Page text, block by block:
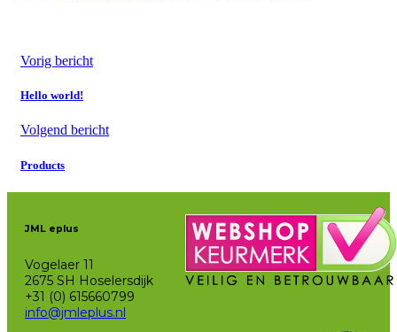
Vorig bericht
Hello world!
Volgend bericht
Products
JML eplus
Vogelaer 11
2675 SH Hoselersdijk
+31 (0) 615660799
info@jmleplus.nl